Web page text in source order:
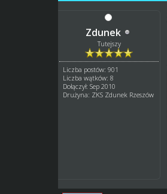
Zdunek
Tutejszy
Liczba postów: 901
Liczba wątków: 8
Dołączył: Sep 2010
Drużyna: ZKS Zdunek Rzeszów